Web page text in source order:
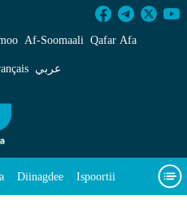
7ffaan
Af‑Soomaali Qafar Afa
عربي
Diinagdee Ispoortii